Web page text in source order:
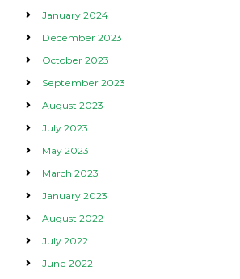
January 2024
December 2023
October 2023
September 2023
August 2023
July 2023
May 2023
March 2023
January 2023
August 2022
July 2022
June 2022